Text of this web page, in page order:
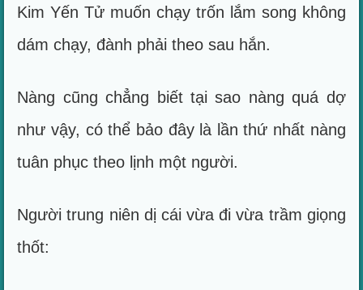
Kim Yến Tử muốn chạy trốn lắm song không
dám chạy, đành phải theo sau hắn.
Nàng cũng chẳng biết tại sao nàng quá dợ
như vậy, có thể bảo đây là lần thứ nhất nàng
tuân phục theo lịnh một người.
Người trung niên dị cái vừa đi vừa trầm giọng
thốt: